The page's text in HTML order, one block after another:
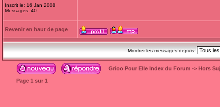
Inscrit le: 16 Jan 2008
Messages: 40
Revenir en haut de page
Montrer les messages depuis:
Grioo Pour Elle Index du Forum -> Hors
Page 1 sur 1